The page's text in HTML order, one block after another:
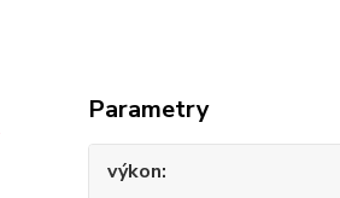
Parametry
výkon